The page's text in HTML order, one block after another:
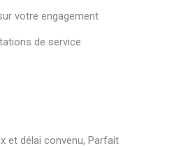
votre engagement
de service
et délai convenu, Parfait